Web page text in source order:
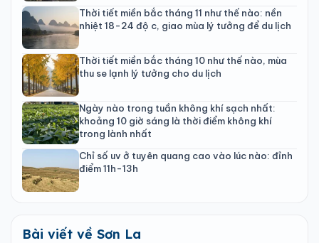
Thời tiết miền bắc tháng 11 như thế nào: nền
nhiệt 18-24 độ c, giao mùa lý tưởng để du lịch
Thời tiết miền bắc tháng 10 như thế nào, mùa
thu se lạnh lý tưởng cho du lịch
Ngày nào trong tuần không khí sạch nhất:
khoảng 10 giờ sáng là thời điểm không khí
trong lành nhất
Chỉ số uv ở tuyên quang cao vào lúc nào: đỉnh
điểm 11h-13h
Bài viết về Sơn La